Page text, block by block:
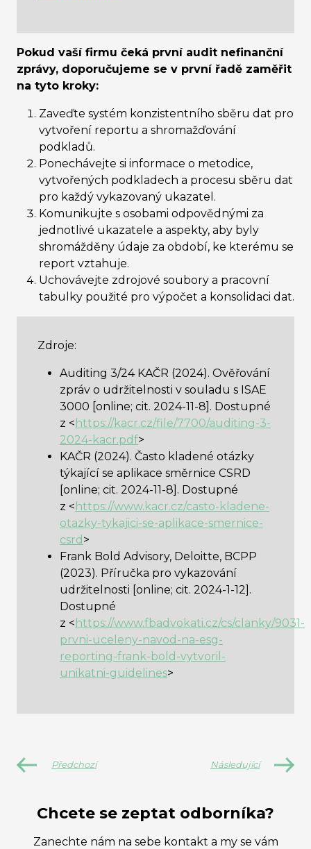
Pokud vaší firmu čeká první audit nefinanční
zprávy, doporučujeme se v první řadě zaměřit
na tyto kroky:
Zaveďte systém konzistentního sběru dat pro
vytvoření reportu a shromažďování
podkladů.
Ponechávejte si informace o metodice,
vytvořených podkladech a procesu sběru dat
pro každý vykazovaný ukazatel.
Komunikujte s osobami odpovědnými za
jednotlivé ukazatele a aspekty, aby byly
shromážděny údaje za období, ke kterému se
report vztahuje.
Uchovávejte zdrojové soubory a pracovní
tabulky použité pro výpočet a konsolidaci dat.
Zdroje:
Auditing 3/24 KAČR (2024). Ověřování
zpráv o udržitelnosti v souladu s ISAE
3000 [online; cit. 2024-11-8]. Dostupné
z < https://kacr.cz/file/7700/auditing-3-
2024-kacr.pdf>
KAČR (2024). Často kladené otázky
týkající se aplikace směrnice CSRD
[online; cit. 2024-11-8]. Dostupné
z < https://www.kacr.cz/casto-kladene-
otazky-tykajici-se-aplikace-smernice-
csrd >
Frank Bold Advisory, Deloitte, BCPP
(2023). Příručka pro vykazování
udržitelnosti [online; cit. 2024-1-12].
Dostupné
z < https://www.fbadvokati.cz/cs/clanky/9031-
prvni-uceleny-navod-na-esg-
reporting-frank-bold-vytvoril-
unikatni-guidelines>
Předchozí Následující
Chcete se zeptat odborníka?
Zanechte nám na sebe kontakt a my se vám